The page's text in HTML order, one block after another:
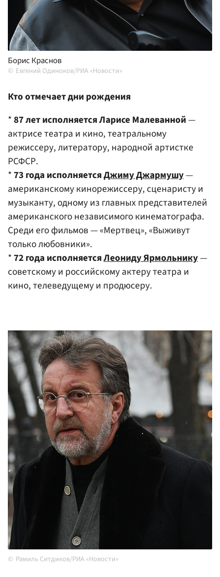
Борис Краснов
Евгений Одиноков/РИА «Новости»
Кто отмечает дни рождения
*87 лет исполняется Ларисе Малеванной—
актрисе театра и кино, театральному
режиссеру, литератору, народной артистке
РСФСР.
*73 года исполняетсяДжиму Джармушу—
американскому кинорежиссеру, сценаристу и
музыканту, одному из главных представителей
американского независимого кинематографа.
Среди его фильмов — «Мертвец», «Выживут
только любовники».
*72 года исполняетсяЛеониду Ярмольнику—
советскому и российскому актеру театра и
кино, телеведущему и продюсеру.
Рамиль Ситдиков/РИА «Новости»